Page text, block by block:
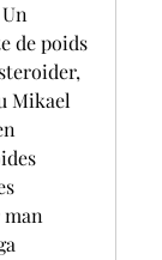
de poids
Mikael